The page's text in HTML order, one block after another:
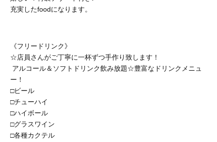
充実したfoodになります。
《フリードリンク》
☆店員さんがご丁寧に一杯ずつ手作り致します！
アルコール＆ソフトドリンク飲み放題☆豊富なドリンクメニュ
ー！
□ビール
□チューハイ
□ハイボール
□グラスワイン
□各種カクテル